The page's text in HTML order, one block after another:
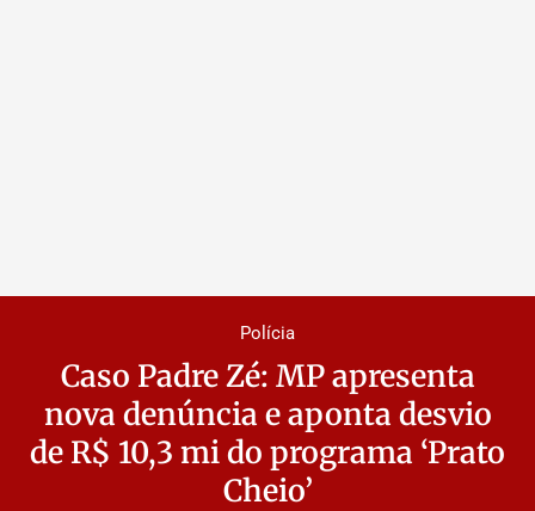
Polícia
Caso Padre Zé: MP apresenta
nova denúncia e aponta desvio
de R$ 10,3 mi do programa ‘Prato
Cheio’